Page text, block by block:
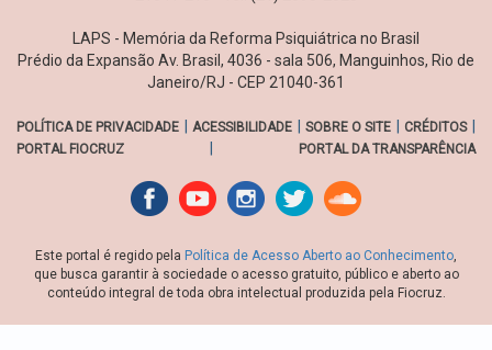
LAPS - Memória da Reforma Psiquiátrica no Brasil
Prédio da Expansão Av. Brasil, 4036 - sala 506, Manguinhos, Rio de
Janeiro/RJ - CEP 21040-361
POLÍTICA DE PRIVACIDADE ACESSIBILIDADE SOBRE O SITE CRÉDITOS
PORTAL FIOCRUZ PORTAL DA TRANSPARÊNCIA
FacebookyoutubeinstagranTwitterSound
cloud
Este portal é regido pela Política de Acesso Aberto ao Conhecimento,
que busca garantir à sociedade o acesso gratuito, público e aberto ao
conteúdo integral de toda obra intelectual produzida pela Fiocruz.